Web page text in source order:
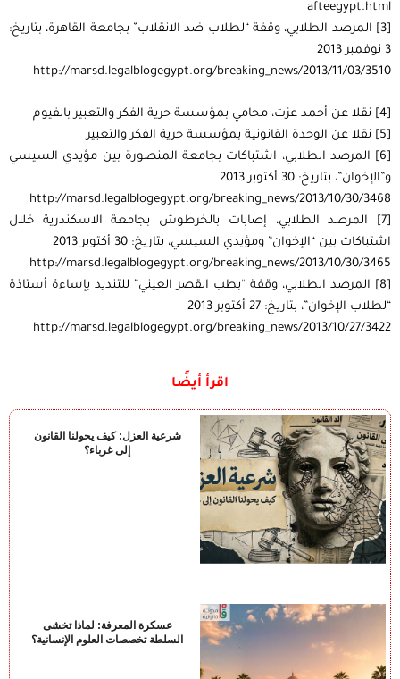
afteegypt.html
[3] المرصد الطلابي، وقفة “لطلاب ضد الانقلاب” بجامعة القاهرة، بتاريخ:
3 نوفمبر 2013
http://marsd.legalblogegypt.org/breaking_news/2013/11/03/3510
[6] المرصد الطلابي، اشتباكات بجامعة المنصورة بين مؤيدي السيسي
و”الإخوان”، بتاريخ: 30 أكتوبر 2013
http://marsd.legalblogegypt.org/breaking_news/2013/10/30/3468
[7] المرصد الطلابي، إصابات بالخرطوش بجامعة الاسكندرية خلال
اشتباكات بين “الإخوان” ومؤيدي السيسي، بتاريخ: 30 أكتوبر 2013
http://marsd.legalblogegypt.org/breaking_news/2013/10/30/3465
[8] المرصد الطلابي، وقفة “بطب القصر العيني” للتنديد بإساءة أستاذة
“لطلاب الإخوان”، بتاريخ: 27 أكتوبر 2013
http://marsd.legalblogegypt.org/breaking_news/2013/10/27/3422
اقرأ أيضًا
شرعية العزل: كيف يحولنا القانون
إلى غرباء؟
عسكرة المعرفة: لماذا تخشى
السلطة تخصصات العلوم الإنسانية؟